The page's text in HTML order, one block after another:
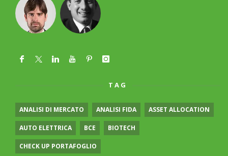
TAG
ANALISI DI MERCATO ANALISI FIDA ASSET ALLOCATION
AUTO ELETTRICA BCE BIOTECH
CHECK UP PORTAFOGLIO